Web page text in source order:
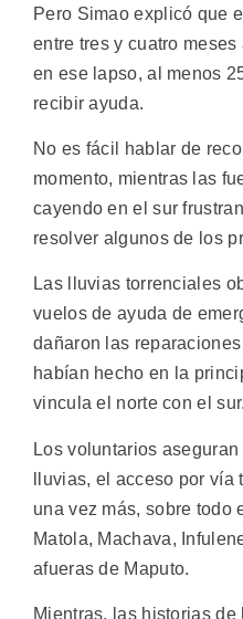
Pero Simao explicó que
entre tres y cuatro
en ese lapso, al menos
recibir ayuda.
No es fácil hablar de
momento, mientras las
cayendo en el sur
resolver algunos de los
Las lluvias torrenciales
vuelos de ayuda de
dañaron las
habían hecho en la
vincula el norte con el sur.
Los voluntarios
lluvias, el acceso por
una vez más, sobre todo
Matola, Machava,
afueras de Maputo.
Mientras, las historias de